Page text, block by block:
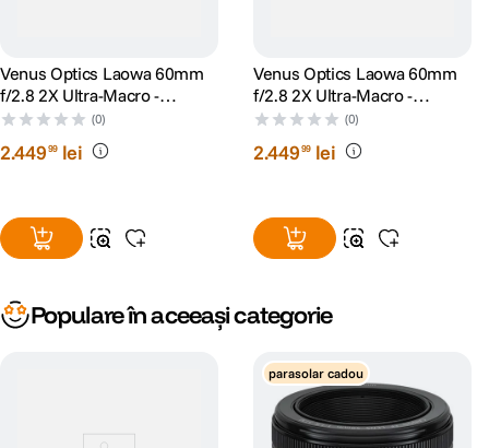
Venus Optics Laowa 60mm
f/2.8 2X Ultra-Macro -
montura Nikon FX, negru
(0)
2.44999 lei
Venus Optics Laowa 60mm
f/2.8 2X Ultra-Macro -
montura Canon EF, negru
(0)
2.44999 lei
Populare în aceeași categorie
parasolar cadou